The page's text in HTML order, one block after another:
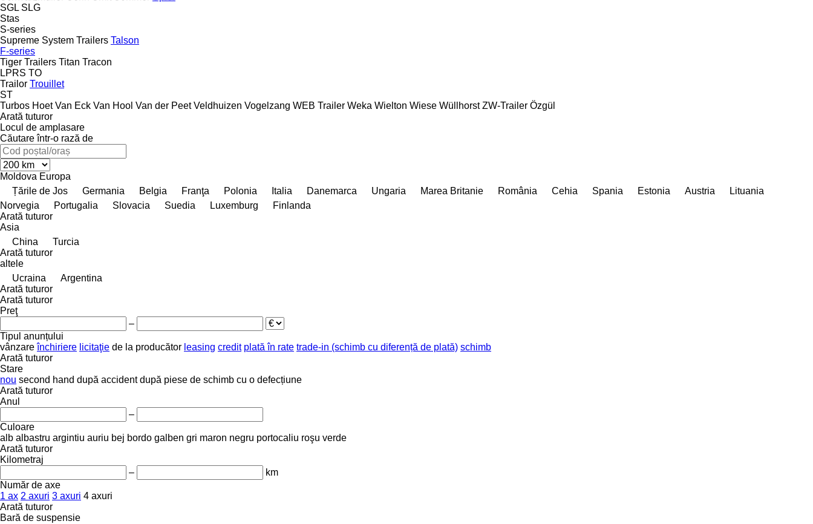
SGL SLG
Stas
S-series
Supreme System Trailers Talson
F-series
Tiger Trailers Titan Tracon
LPRS TO
Trailor Trouillet
ST
Turbos Hoet Van Eck Van Hool Van der Peet Veldhuizen Vogelzang WEB Trailer Weka Wielton Wiese Wüllhorst ZW-Trailer Özgül
Arată tuturor
Locul de amplasare
Căutare într-o rază de
Moldova Europa
Țările de Jos
Germania Belgia Franţa Polonia Italia Danemarca Ungaria Marea Britanie România Cehia Spania Estonia Austria
Lituania
Norvegia
Portugalia Slovacia Suedia Luxemburg
Finlanda
Arată tuturor
Asia
China
Turcia
Arată tuturor
altele
Ucraina
Argentina
Arată tuturor
Arată tuturor
Preţ
–
Tipul anunțului
vânzare închiriere licitaţie de la producător leasing credit plată în rate trade-in (schimb cu diferență de plată) schimb
Arată tuturor
Stare
nou second hand după accident după piese de schimb cu o defecțiune
Arată tuturor
Anul
–
Culoare
alb albastru argintiu auriu bej bordo galben gri maron negru portocaliu roşu verde
Arată tuturor
Kilometraj
–
km
Număr de axe
1 ax 2 axuri 3 axuri 4 axuri
Arată tuturor
Bară de suspensie